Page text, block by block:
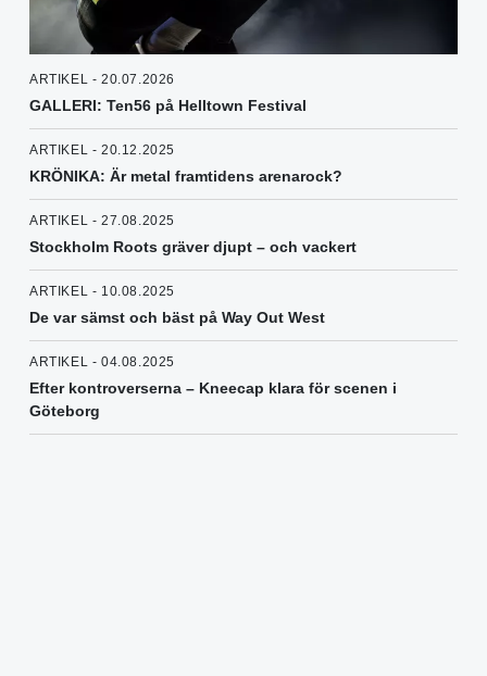
ARTIKEL - 20.07.2026
GALLERI: Ten56 på Helltown Festival
ARTIKEL - 20.12.2025
KRÖNIKA: Är metal framtidens arenarock?
ARTIKEL - 27.08.2025
Stockholm Roots gräver djupt – och vackert
ARTIKEL - 10.08.2025
De var sämst och bäst på Way Out West
ARTIKEL - 04.08.2025
Efter kontroverserna – Kneecap klara för scenen i
Göteborg